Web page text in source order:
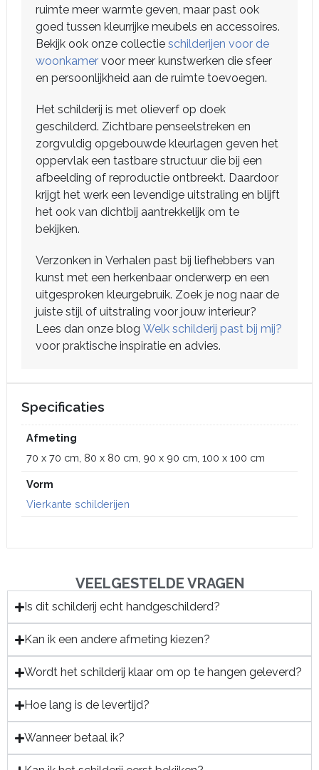
ruimte meer warmte geven, maar past ook
goed tussen kleurrijke meubels en accessoires.
Bekijk ook onze collectie schilderijen voor de
woonkamer voor meer kunstwerken die sfeer
en persoonlijkheid aan de ruimte toevoegen.
Het schilderij is met olieverf op doek
geschilderd. Zichtbare penseelstreken en
zorgvuldig opgebouwde kleurlagen geven het
oppervlak een tastbare structuur die bij een
afbeelding of reproductie ontbreekt. Daardoor
krijgt het werk een levendige uitstraling en blijft
het ook van dichtbij aantrekkelijk om te
bekijken.
Verzonken in Verhalen past bij liefhebbers van
kunst met een herkenbaar onderwerp en een
uitgesproken kleurgebruik. Zoek je nog naar de
juiste stijl of uitstraling voor jouw interieur?
Lees dan onze blog Welk schilderij past bij mij?
voor praktische inspiratie en advies.
Specificaties
Afmeting
70 x 70 cm, 80 x 80 cm, 90 x 90 cm, 100 x 100 cm
Vorm
Vierkante schilderijen
VEELGESTELDE VRAGEN
Is dit schilderij echt handgeschilderd?
Kan ik een andere afmeting kiezen?
Wordt het schilderij klaar om op te hangen geleverd?
Hoe lang is de levertijd?
Wanneer betaal ik?